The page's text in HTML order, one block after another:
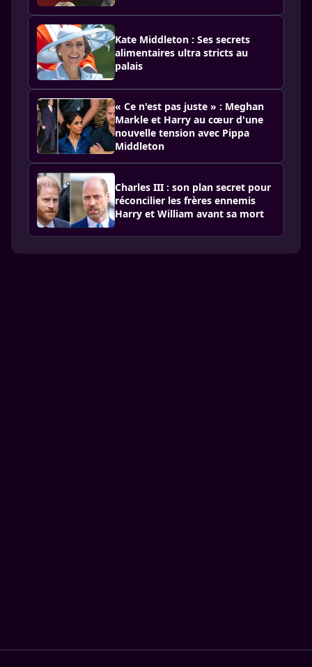
Kate Middleton : Ses secrets
alimentaires ultra stricts au
palais
« Ce n'est pas juste » : Meghan
Markle et Harry au cœur d'une
nouvelle tension avec Pippa
Middleton
Charles III : son plan secret pour
réconcilier les frères ennemis
Harry et William avant sa mort